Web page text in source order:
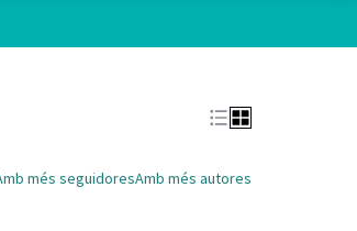
més seguidoresAmb més autores